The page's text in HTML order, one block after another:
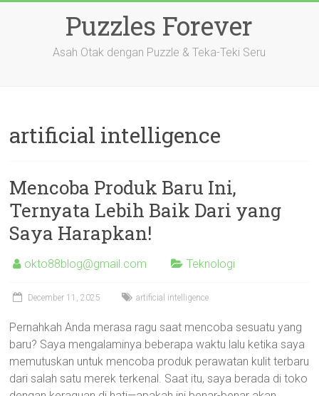
Puzzles Forever
Asah Otak dengan Puzzle & Teka-Teki Seru
artificial intelligence
Mencoba Produk Baru Ini,
Ternyata Lebih Baik Dari yang
Saya Harapkan!
okto88blog@gmail.com Teknologi
December 11, 2025 artificial intelligence
Pernahkah Anda merasa ragu saat mencoba sesuatu yang
baru? Saya mengalaminya beberapa waktu lalu ketika saya
memutuskan untuk mencoba produk perawatan kulit terbaru
dari salah satu merek terkenal. Saat itu, saya berada di toko